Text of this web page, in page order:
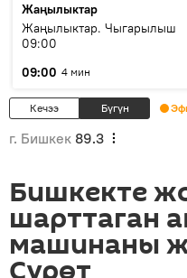
Жаңылыктар
Жаңылыктар. Чыгарылыш
09:00
09:00 4 мин
Кечээ Бүгүн
г. Бишкек 89.3
Бишкекте
шарттаган
машинаны